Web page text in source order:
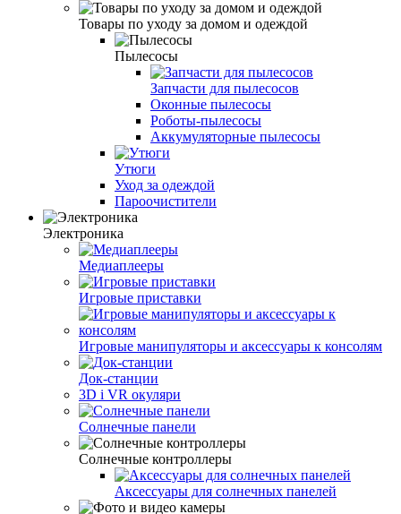
Товары по уходу за домом и одеждой
Пылесосы
Запчасти для пылесосов
Оконные пылесосы
Роботы-пылесосы
Аккумуляторные пылесосы
Утюги
Уход за одеждой
Пароочистители
Электроника
Медиаплееры
Игровые приставки
Игровые манипуляторы и аксессуары к консолям
Док-станции
3D і VR окуляри
Солнечные панели
Солнечные контроллеры
Аксессуары для солнечных панелей